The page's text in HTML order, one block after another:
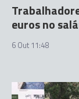
euros no
6 Out 11:48